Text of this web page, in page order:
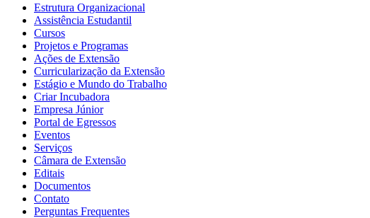
Estrutura Organizacional
Assistência Estudantil
Cursos
Projetos e Programas
Ações de Extensão
Curricularização da Extensão
Estágio e Mundo do Trabalho
Criar Incubadora
Empresa Júnior
Portal de Egressos
Eventos
Serviços
Câmara de Extensão
Editais
Documentos
Contato
Perguntas Frequentes